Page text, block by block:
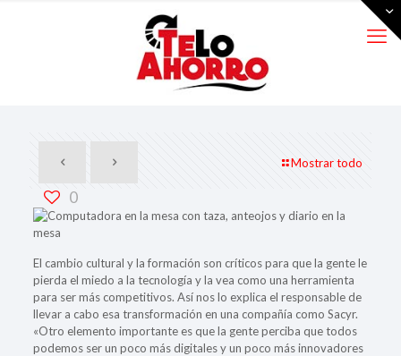
Mostrar todo
0
El cambio cultural y la formación son críticos para que la gente le
pierda el miedo a la tecnología y la vea como una herramienta
para ser más competitivos. Así nos lo explica el responsable de
llevar a cabo esa transformación en una compañía como Sacyr.
«Otro elemento importante es que la gente perciba que todos
podemos ser un poco más digitales y un poco más innovadores